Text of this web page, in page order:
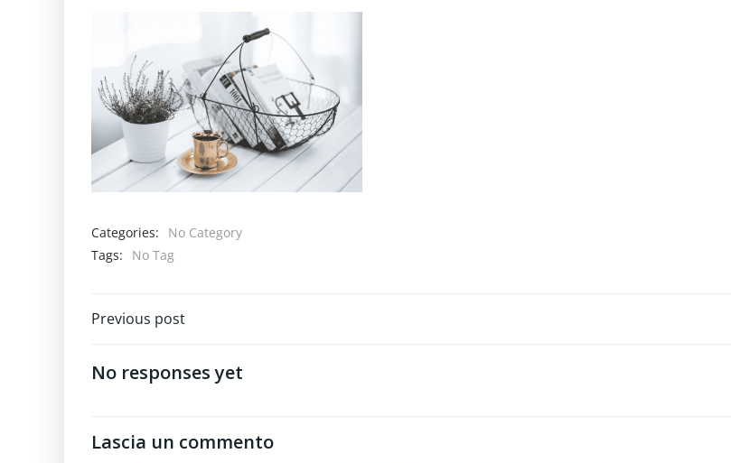
Categories:
No Category
Tags:
No Tag
Navigazione
articoli
Previous post
No responses yet
Lascia un commento